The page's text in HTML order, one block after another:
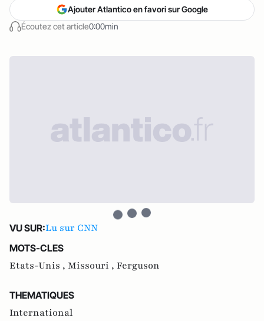
Écoutez cet article0:00min
Ajouter Atlantico en favori sur Google
VU SUR:Lu sur CNN
MOTS-CLES
Etats-Unis , Missouri , Ferguson
THEMATIQUES
International